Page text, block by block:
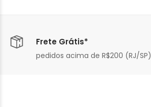
Frete Grátis*
pedidos acima de R$200 (RJ/SP)